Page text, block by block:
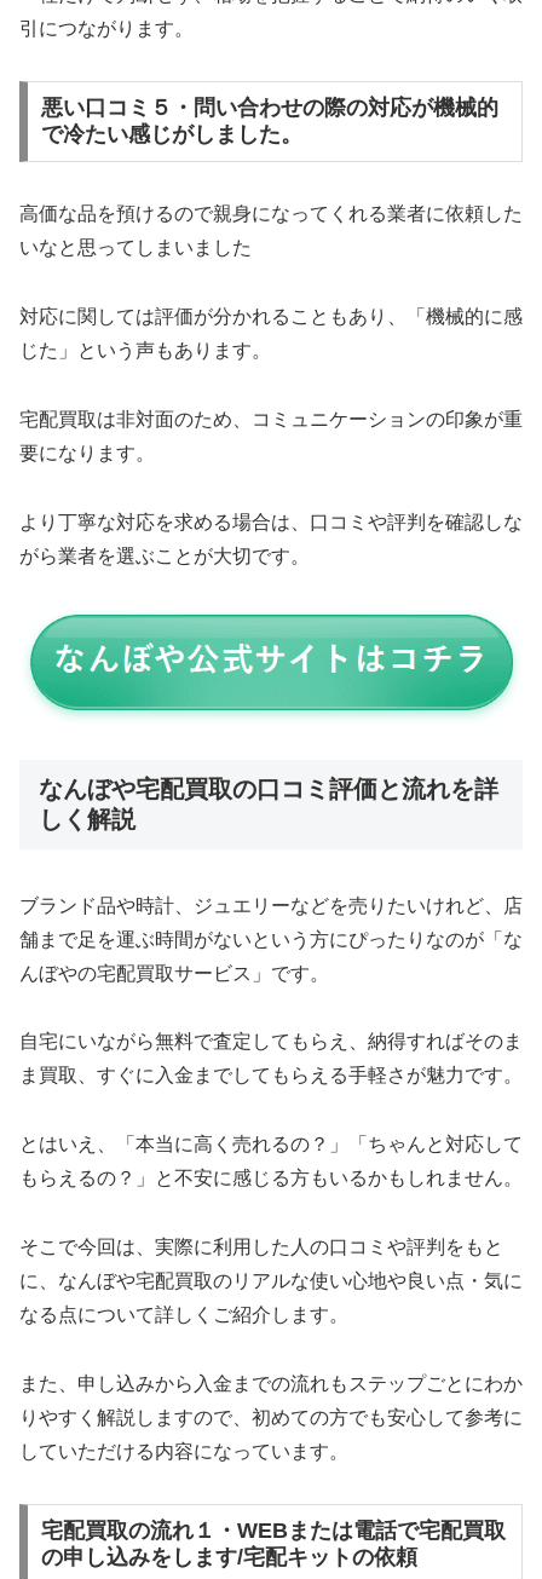
引につながります。
悪い口コミ５・問い合わせの際の対応が機械的
で冷たい感じがしました。
高価な品を預けるので親身になってくれる業者に依頼した
いなと思ってしまいました
対応に関しては評価が分かれることもあり、「機械的に感
じた」という声もあります。
宅配買取は非対面のため、コミュニケーションの印象が重
要になります。
より丁寧な対応を求める場合は、口コミや評判を確認しな
がら業者を選ぶことが大切です。
なんぼや宅配買取の口コミ評価と流れを詳
しく解説
ブランド品や時計、ジュエリーなどを売りたいけれど、店
舗まで足を運ぶ時間がないという方にぴったりなのが「な
んぼやの宅配買取サービス」です。
自宅にいながら無料で査定してもらえ、納得すればそのま
ま買取、すぐに入金までしてもらえる手軽さが魅力です。
とはいえ、「本当に高く売れるの？」「ちゃんと対応して
もらえるの？」と不安に感じる方もいるかもしれません。
そこで今回は、実際に利用した人の口コミや評判をもと
に、なんぼや宅配買取のリアルな使い心地や良い点・気に
なる点について詳しくご紹介します。
また、申し込みから入金までの流れもステップごとにわか
りやすく解説しますので、初めての方でも安心して参考に
していただける内容になっています。
宅配買取の流れ１・WEBまたは電話で宅配買取
の申し込みをします/宅配キットの依頼